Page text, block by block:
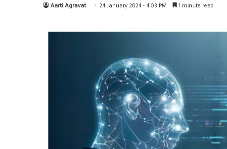
Aarti Agravat 24 January 2024 - 4:03 PM 1 minute read